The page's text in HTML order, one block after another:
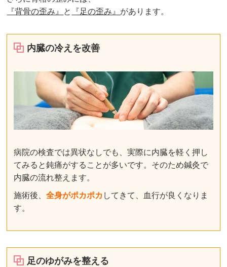
『背骨の歪み』 と 『足の歪み』 があります。
内臓の冷えを改善
病院の検査では異状なしでも、実際に内臓を軽く押し
てみると鈍痛がすることが多いです。そのため鍼灸で
内臓の流れ整えます。
施術後、全身がポカポカ してきて、血行が良くなりま
す。
足のゆがみを整える